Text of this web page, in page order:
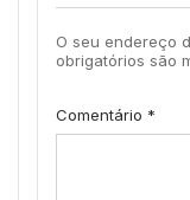
O seu endereço
obrigatórios são
Comentário *